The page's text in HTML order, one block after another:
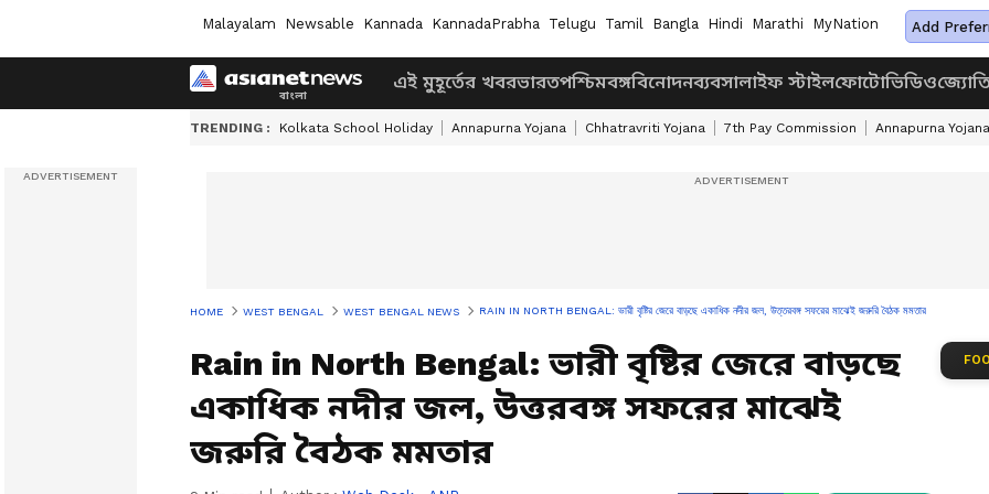
Malayalam Newsable Kannada KannadaPrabha Telugu Tamil Bangla Hindi Marathi MyNation Add
এই মুহূর্তের খবরভারতপশ্চিমবঙ্গবিনোদনব্যবসালাইফ স্টাইলফোটোভিডিও
TRENDING : Kolkata School Holiday Annapurna Yojana Chhatravriti Yojana 7th Pay Commission Annapurna
HOME WEST BENGAL WEST BENGAL NEWS RAIN IN NORTH BENGAL: ভারী বৃষ্টির জেরে বাড়ছে একাধিক নদীর জল, উত্তরবঙ্গ সফরের মাঝেই জরুরি বৈঠক মমতার
Rain in North Bengal: ভারী বৃষ্টির জেরে বাড়ছে
একাধিক নদীর জল, উত্তরবঙ্গ সফরের মাঝেই
জরুরি বৈঠক মমতার